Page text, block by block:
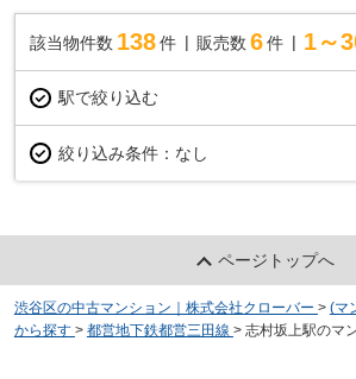
該当物件数 138件 販売数 6 件 1～
駅で絞り込む
絞り込み条件： なし
ページトップへ
渋谷区の中古マンション｜株式会社クローバー > (マ
から探す > 都営地下鉄都営三田線 > 志村坂上駅のマ